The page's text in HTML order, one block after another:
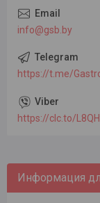
info@gsb.by
https://t.me/
https://clc.to/
Информация